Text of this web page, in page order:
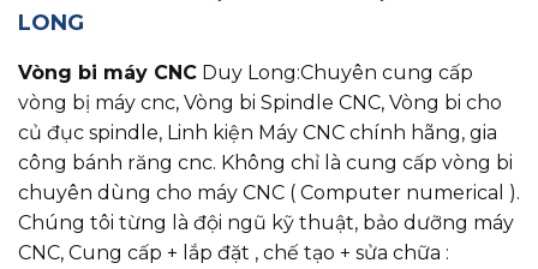
LONG
Vòng bi máy CNC Duy Long:Chuyên cung cấp
vòng bị máy cnc, ​​​​​​​Vòng bi Spindle CNC, Vòng bi cho
củ đục spindle, Linh kiện Máy CNC chính hãng, gia
công bánh răng cnc. Không chỉ là cung cấp vòng bi
chuyên dùng cho máy CNC ( Computer numerical ).
Chúng tôi từng là đội ngũ kỹ thuật, bảo dưỡng máy
CNC, Cung cấp + lắp đặt , chế tạo + sửa chữa :